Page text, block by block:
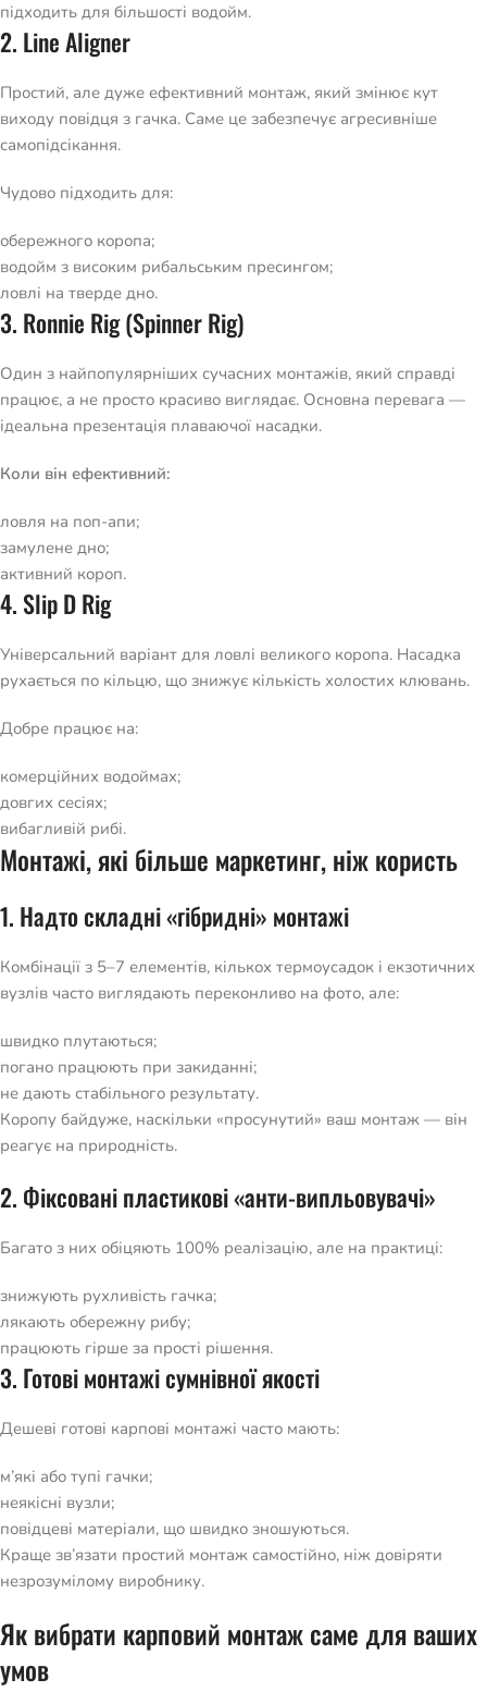
підходить для більшості водойм.
2. Line Aligner
Простий, але дуже ефективний монтаж, який змінює кут
виходу повідця з гачка. Саме це забезпечує агресивніше
самопідсікання.
Чудово підходить для:
обережного коропа;
водойм з високим рибальським пресингом;
ловлі на тверде дно.
3. Ronnie Rig (Spinner Rig)
Один з найпопулярніших сучасних монтажів, який справді
працює, а не просто красиво виглядає. Основна перевага —
ідеальна презентація плаваючої насадки.
Коли він ефективний:
ловля на поп-апи;
замулене дно;
активний короп.
4. Slip D Rig
Універсальний варіант для ловлі великого коропа. Насадка
рухається по кільцю, що знижує кількість холостих клювань.
Добре працює на:
комерційних водоймах;
довгих сесіях;
вибагливій рибі.
Монтажі, які більше маркетинг, ніж користь
1. Надто складні «гібридні» монтажі
Комбінації з 5–7 елементів, кількох термоусадок і екзотичних
вузлів часто виглядають переконливо на фото, але:
швидко плутаються;
погано працюють при закиданні;
не дають стабільного результату.
Коропу байдуже, наскільки «просунутий» ваш монтаж — він
реагує на природність.
2. Фіксовані пластикові «анти-випльовувачі»
Багато з них обіцяють 100% реалізацію, але на практиці:
знижують рухливість гачка;
лякають обережну рибу;
працюють гірше за прості рішення.
3. Готові монтажі сумнівної якості
Дешеві готові карпові монтажі часто мають:
м’які або тупі гачки;
неякісні вузли;
повідцеві матеріали, що швидко зношуються.
Краще зв’язати простий монтаж самостійно, ніж довіряти
незрозумілому виробнику.
Як вибрати карповий монтаж саме для ваших
умов